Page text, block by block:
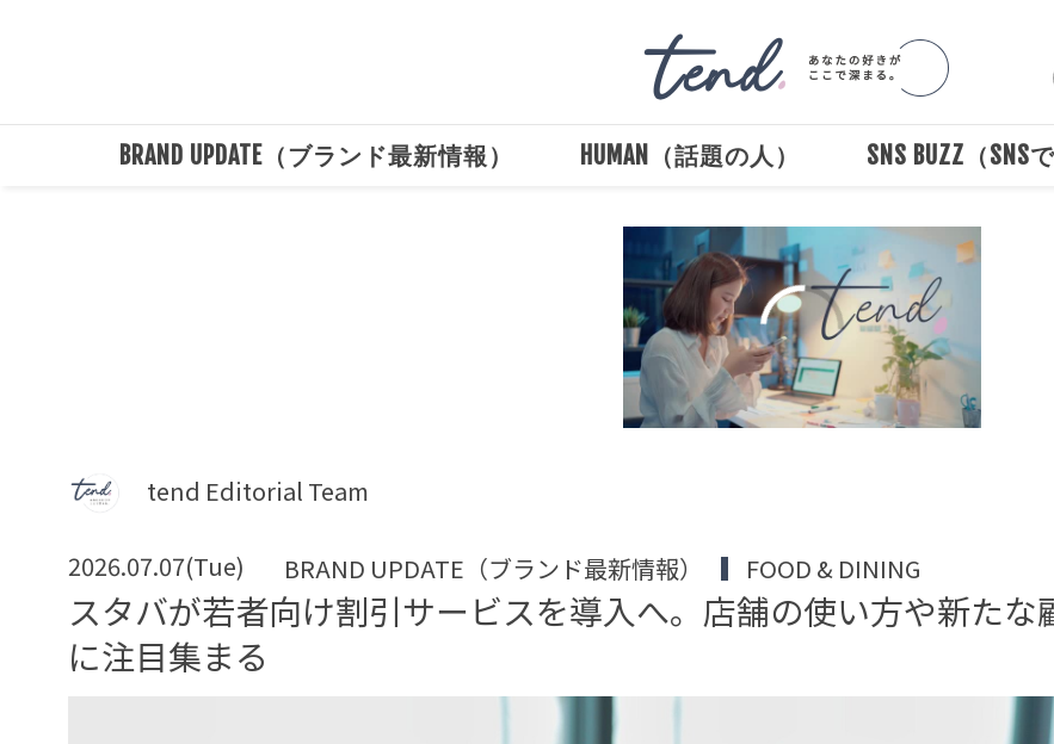
BRAND UPDATE（ブランド最新情報） HUMAN（話題の人） SNS BUZZ（SNS
00:00/ 00:30
tend Editorial Team
2026.07.07(Tue) BRAND UPDATE（ブランド最新情報） FOOD & DINING
スタバが若者向け割引サービスを導入へ。店舗の使い方や新たな
に注目集まる